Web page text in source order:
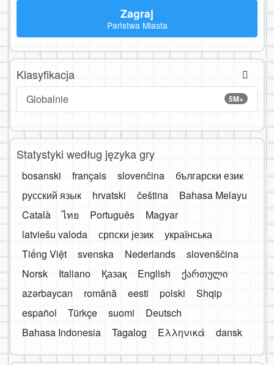
Zagraj
Państwa Miasta
Klasyfikacja
5M+
Globalnie
Statystyki według języka gry
bosanski français slovenčina
български език
русский язык
hrvatski čeština
Bahasa Melayu
Català
ไทย Português
Magyar
latviešu valoda
српски језик
українська
Tiếng Việt
svenska Nederlands
slovenščina
Norsk
Italiano Қазақ English
ქართული
azərbaycan
română eesti polski
Shqip
español
Türkçe suomi
Deutsch
Bahasa Indonesia
Tagalog Ελληνικά dansk